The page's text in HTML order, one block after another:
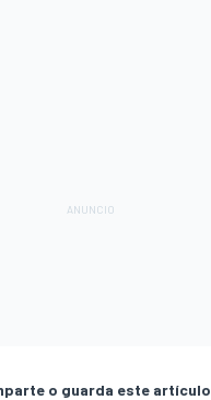
o guarda este artículo